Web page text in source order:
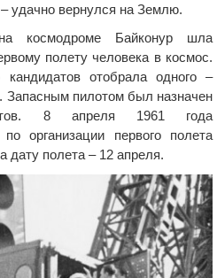
удачно вернулся на Землю.
космодроме Байконур шла
полету человека в космос.
кандидатов отобрала одного –
Запасным пилотом был назначен
8 апреля 1961 года
организации первого полета
дату полета – 12 апреля.